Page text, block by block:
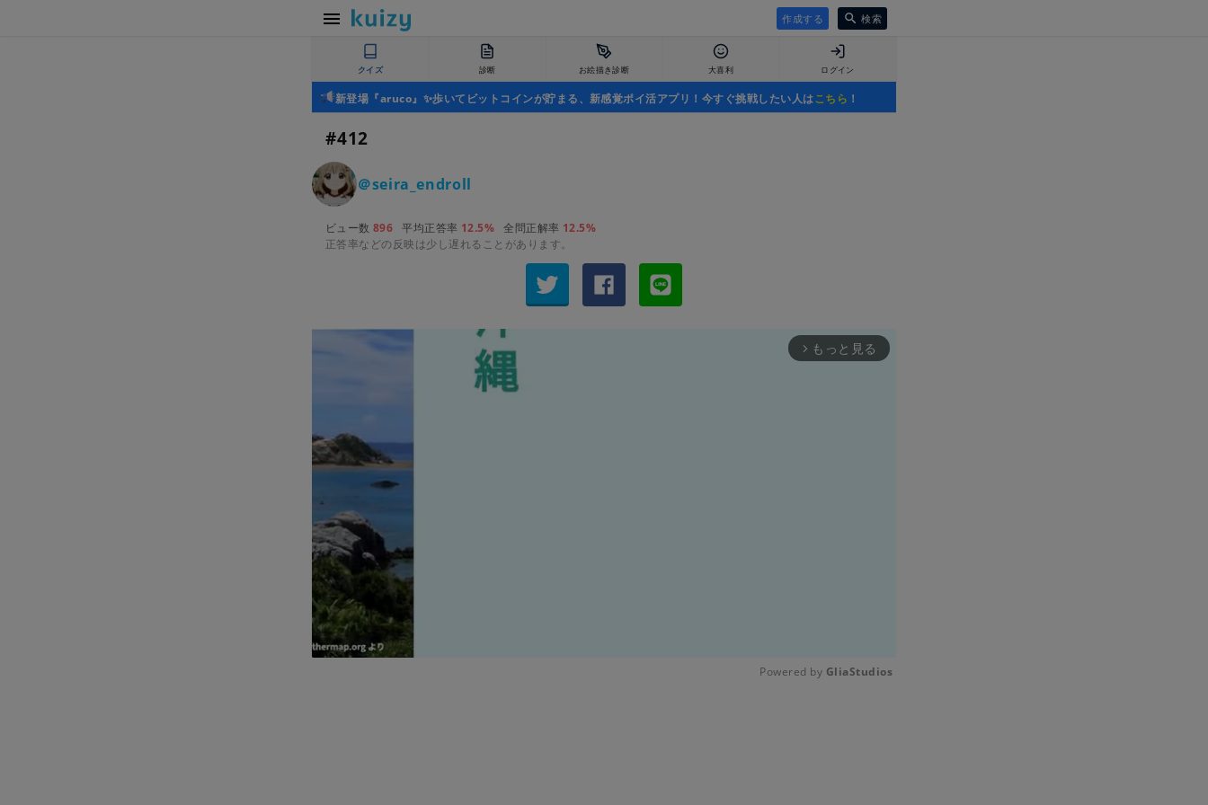
作成する 検索
クイズ 診断 お絵描き診断 大喜利 ログイン
新登場『aruco』✨歩いてビットコインが貯まる、新感覚ポイ活アプリ！今すぐ挑戦したい人はこちら ！
#412
＠seira_endroll
ビュー数 896 平均正答率 12.5% 全問正解率 12.5%
正答率などの反映は少し遅れることがあります。
arrow_forward_ios もっと見る
Powered by GliaStudios